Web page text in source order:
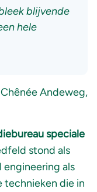
blijvende
hele
Andeweg,
speciale
stond als
engineering als
technieken die in